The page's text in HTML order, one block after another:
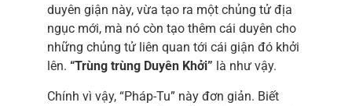
duyên giận này, vừa tạo ra một chủng tử địa
ngục mới, mà nó còn tạo thêm cái duyên cho
những chủng tử liên quan tới cái giận đó khởi
lên. “Trùng trùng Duyên Khởi” là như vậy.
Chính vì vậy, “Pháp-Tu” này đơn giản. Biết